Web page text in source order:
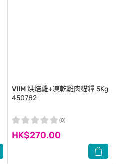
VIIM烘焙雞+凍乾雞肉貓糧 5Kg
450782
HK$270.00
(0)